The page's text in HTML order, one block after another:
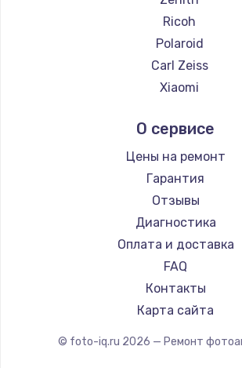
Ricoh
Polaroid
Carl Zeiss
Xiaomi
Kodak
Blackmagic
О сервисе
Цены на ремонт
Гарантия
Отзывы
Диагностика
Оплата и доставка
FAQ
Контакты
Карта сайта
© foto-iq.ru 2026 — Ремонт